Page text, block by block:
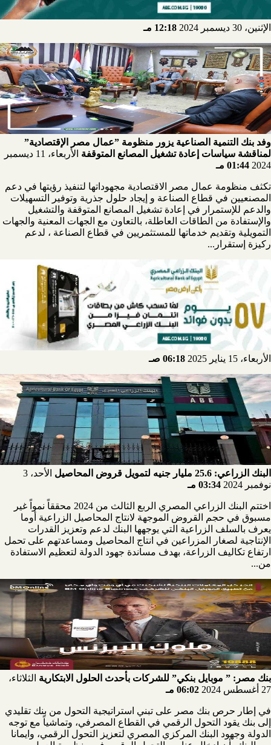
الإثنين، 30 ديسمبر 2024 12:18 مـ
وفد بنك التنمية الصناعية يزور منظومة ”عمال مصر الإقتصادية”
لمناقشة سياسات إعادة تشغيل المصانع المتوقفة
الأربعاء، 11 ديسمبر
2024 01:44 مـ
تكثف منظومة عمال مصر الاقتصادية مجهوداتها لتنفيذ رؤيتها في دعم
المصنعيين في قطاع الصناعة و إيجاد حلول جذرية وتوفير التسهيلات
والدعم للإستمرار في إعادة تشغيل المصانع المتوقفة والتشغيل
والإستفادة من الطاقات العاطلة، بالتعاون مع الجهات المعنية والجهات
التمويلية وتقديم خدماتها للمستثمريين في قطاع الصناعة ، لدعم
ركيزة إستقرار...
الأربعاء، 15 يناير 2025 06:18 صـ
البنك الزراعي: 25.6 مليار جنيه لتمويل قروض المحاصيل
الأحد، 3
نوفمبر 2024
03:34 مـ
اختتم البنك الزراعي المصري الربع الثالث من 2024 محققاً نمواً غير
مسبوق في حجم القروض الموجهة لانتاج المحاصيل الزراعية أوما
يعرف بالسلف الزراعية التي يوجهها البنك لدعم وتعزيز القدرات
الإنتاجية لصغار المزراعين في انتاج المحاصيل ومساعدتهم على تحمل
ارتفاع تكاليف الزراعة، بهدف مساندة جهود الدولة لتعظيم الاستفادة
من...
بنك مصر: ” موبايل بنكي” للشركات بأحدث الحلول الابتكارية الثلاثاء،
27 أغسطس 2024
06:02 مـ
في إطار حرص بنك مصر على تبني استراتيجية التحول من بنك تقليدي
إلى بنك يقود التحول الرقمي في القطاع المصرفي، وتماشياً مع توجه
الدولة وجهود البنك المركزي المصري لتعزيز التحول الرقمي، وايمانا